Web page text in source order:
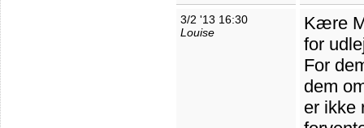
3/2 '13 16:30
Louise
Kære
for
For
dem
er ikke